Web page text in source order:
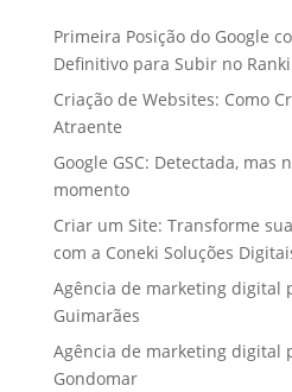
Primeira Posição do Google
Definitivo para Subir no
Criação de Websites: Como
Atraente
Google GSC: Detectada, mas
momento
Criar um Site: Transforme
com a Coneki Soluções
Agência de marketing digital
Guimarães
Agência de marketing digital
Gondomar